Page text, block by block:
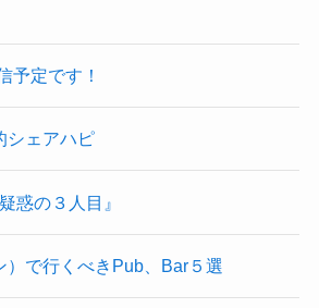
予定です！
シェアハピ
惑の３人目』
）で行くべきPub、Bar５選